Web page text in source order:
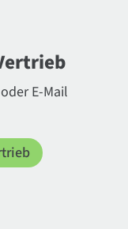
E-Mail